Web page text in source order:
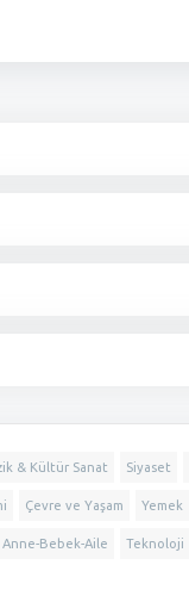
& Kültür Sanat Siyaset
Çevre ve Yaşam Yemek
Anne-Bebek-Aile Teknoloji